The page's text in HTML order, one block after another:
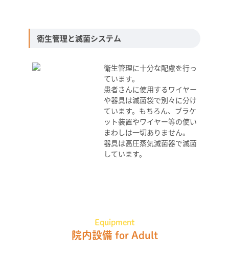
衛生管理と滅菌システム
衛生管理に十分な配慮を行っ
ています。
患者さんに使用するワイヤー
や器具は滅菌袋で別々に分け
ています。もちろん、ブラケ
ット装置やワイヤー等の使い
まわしは一切ありません。
器具は高圧蒸気滅菌器で滅菌
しています。
Equipment
院内設備 for Adult